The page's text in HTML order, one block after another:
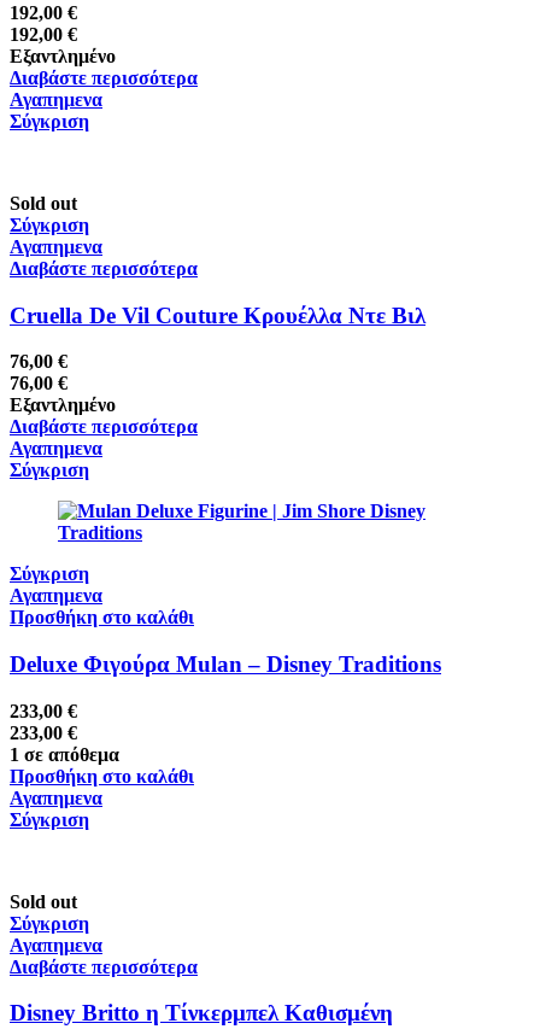
192,00 €
192,00 €
Εξαντλημένο
Διαβάστε περισσότερα
Αγαπημενα
Σύγκριση
Sold out
Σύγκριση
Αγαπημενα
Διαβάστε περισσότερα
Cruella De Vil Couture Κρουέλλα Ντε Βιλ
76,00 €
76,00 €
Εξαντλημένο
Διαβάστε περισσότερα
Αγαπημενα
Σύγκριση
Σύγκριση
Αγαπημενα
Προσθήκη στο καλάθι
Deluxe Φιγούρα Mulan – Disney Traditions
233,00 €
233,00 €
1 σε απόθεμα
Προσθήκη στο καλάθι
Αγαπημενα
Σύγκριση
Sold out
Σύγκριση
Αγαπημενα
Διαβάστε περισσότερα
Disney Britto η Τίνκερμπελ Καθισμένη